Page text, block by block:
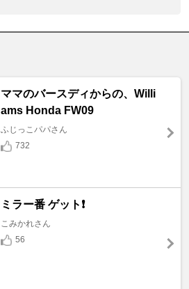
ママのバースディからの、Willi
ams Honda FW09
ふじっこパパさん
732
ミラー番 ゲット❗️
こみかれさん
56